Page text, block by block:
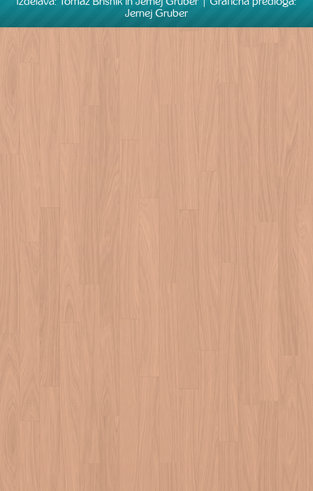
Jernej Gruber